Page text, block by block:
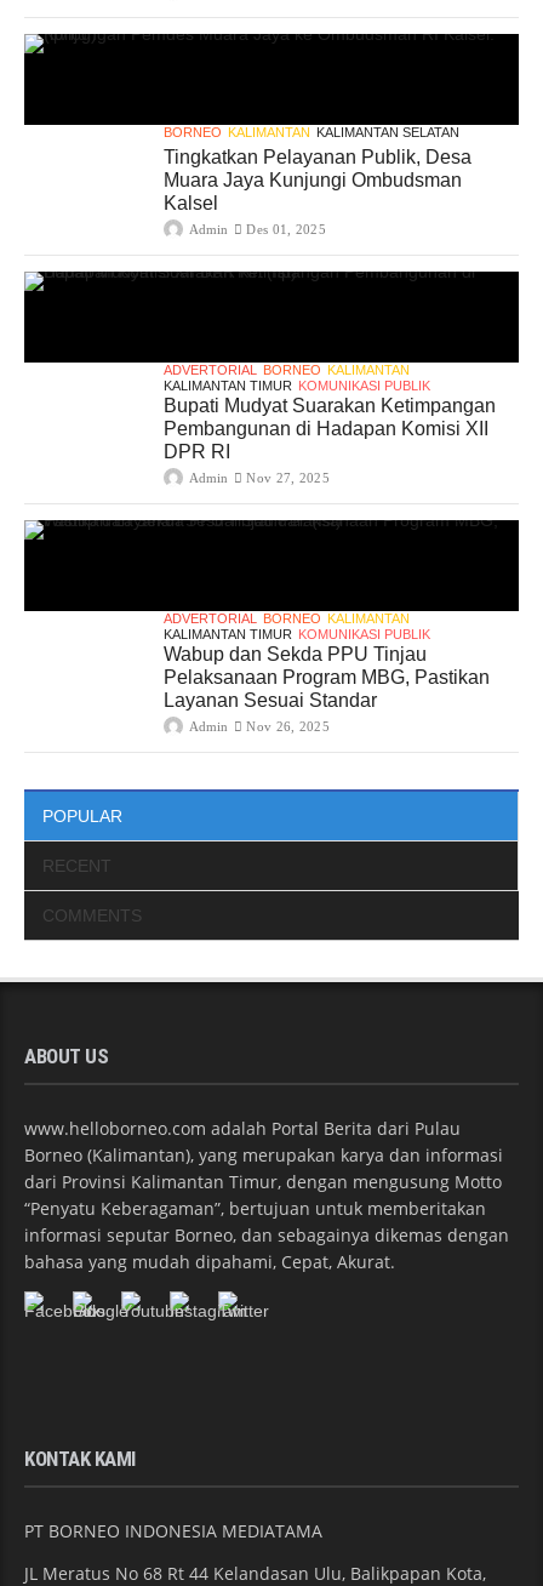
BORNEO KALIMANTAN KALIMANTAN SELATAN
Tingkatkan Pelayanan Publik, Desa
Muara Jaya Kunjungi Ombudsman
Kalsel
Admin Des 01, 2025
ADVERTORIAL BORNEO KALIMANTAN
KALIMANTAN TIMUR KOMUNIKASI PUBLIK
Bupati Mudyat Suarakan Ketimpangan
Pembangunan di Hadapan Komisi XII
DPR RI
Admin Nov 27, 2025
ADVERTORIAL BORNEO KALIMANTAN
KALIMANTAN TIMUR KOMUNIKASI PUBLIK
Wabup dan Sekda PPU Tinjau
Pelaksanaan Program MBG, Pastikan
Layanan Sesuai Standar
Admin Nov 26, 2025
POPULAR
RECENT
COMMENTS
ABOUT US
www.helloborneo.com adalah Portal Berita dari Pulau
Borneo (Kalimantan), yang merupakan karya dan informasi
dari Provinsi Kalimantan Timur, dengan mengusung Motto
“Penyatu Keberagaman”, bertujuan untuk memberitakan
informasi seputar Borneo, dan sebagainya dikemas dengan
bahasa yang mudah dipahami, Cepat, Akurat.
KONTAK KAMI
PT BORNEO INDONESIA MEDIATAMA
JL Meratus No 68 Rt 44 Kelandasan Ulu, Balikpapan Kota,